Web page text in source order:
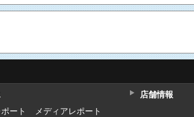
ート
メディアレポート
店舗情報